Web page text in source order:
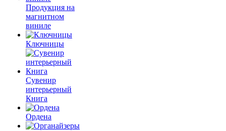
Продукция на
магнитном
виниле
Ключницы
Сувенир
интерьерный
Книга
Ордена